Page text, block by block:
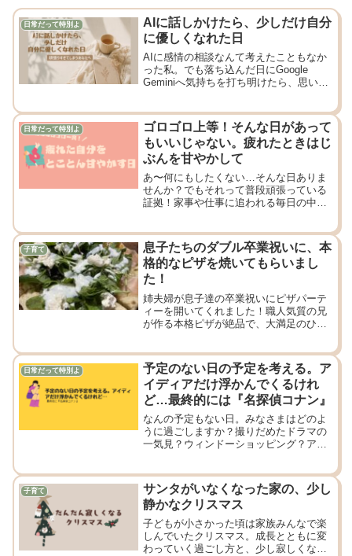
日常だって特別よ
AIに話しかけたら、少しだけ自分
に優しくなれた日
AIに感情の相談なんて考えたこともなか
った私。でも落ち込んだ日にGoogle
Geminiへ気持ちを打ち明けたら、思いが
方を書いたエッセイです。
日常だって特別よ
ゴロゴロ上等！そんな日があって
もいいじゃない。疲れたときはじ
ぶんを甘やかして
あ〜何にもしたくない…そんな日ありま
せんか？でもそれって普段頑張っている
証拠！家事や仕事に追われる毎日の中
そんな日の過ごし方を書いてみました。
皆さんの心が軽くなりますように。
子育て
息子たちのダブル卒業祝いに、本
格的なピザを焼いてもらいまし
た！
姉夫婦が息子達の卒業祝いにピザパーテ
ィーを開いてくれました！職人気質の兄
が作る本格ピザが絶品で、大満足のひと
日常だって特別よ
予定のない日の予定を考える。ア
イディアだけ浮かんでくるけれ
ど…最終的には『名探偵コナン』
なんの予定もない日。みなさまはどのよ
うに過ごしますか？撮りだめたドラマの
一気見？ウィンドーショッピング？アイ
画を一気見！
子育て
サンタがいなくなった家の、少し
静かなクリスマス
子どもが小さかった頃は家族みんなで楽
しんでいたクリスマス。成長とともに変
わっていく過ごし方と、少し寂しくなる